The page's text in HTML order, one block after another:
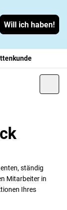
Will ich haben!
ständig
Mitarbeiter in
Ihres